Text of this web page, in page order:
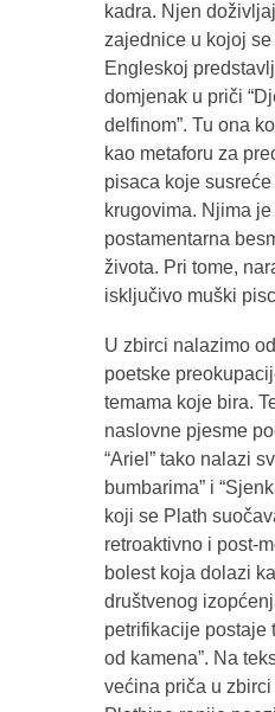
kadra. Njen
zajednice u kojoj
Engleskoj
domjenak u priči
delfinom”. Tu ona
kao metaforu za
pisaca koje
krugovima. Njima
postamentarna
života. Pri tome,
isključivo muški
U zbirci nalazimo
poetske
temama koje bira.
naslovne pjesme
“Ariel” tako nalazi
bumbarima” i
koji se Plath
retroaktivno i post-
bolest koja dolazi
društvenog
petrifikacije postaje
od kamena”. Na
većina priča u zbirci